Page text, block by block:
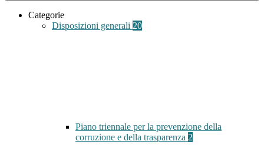
Categorie
Disposizioni generali 20
Piano triennale per la prevenzione della
corruzione e della trasparenza 2